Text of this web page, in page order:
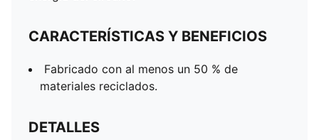
CARACTERÍSTICAS Y BENEFICIOS
Fabricado con al menos un 50 % de
materiales reciclados.
DETALLES